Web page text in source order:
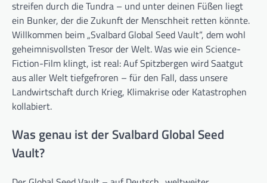
streifen durch die Tundra – und unter deinen Füßen liegt
ein Bunker, der die Zukunft der Menschheit retten könnte.
Willkommen beim „Svalbard Global Seed Vault“, dem wohl
geheimnisvollsten Tresor der Welt. Was wie ein Science-
Fiction-Film klingt, ist real: Auf Spitzbergen wird Saatgut
aus aller Welt tiefgefroren – für den Fall, dass unsere
Landwirtschaft durch Krieg, Klimakrise oder Katastrophen
kollabiert.
Was genau ist der Svalbard Global Seed
Vault?